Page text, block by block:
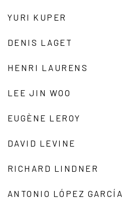
YURI KUPER
DENIS LAGET
HENRI LAURENS
LEE JIN WOO
EUGÈNE LEROY
DAVID LEVINE
RICHARD LINDNER
ANTONIO LÓPEZ GARCÍA